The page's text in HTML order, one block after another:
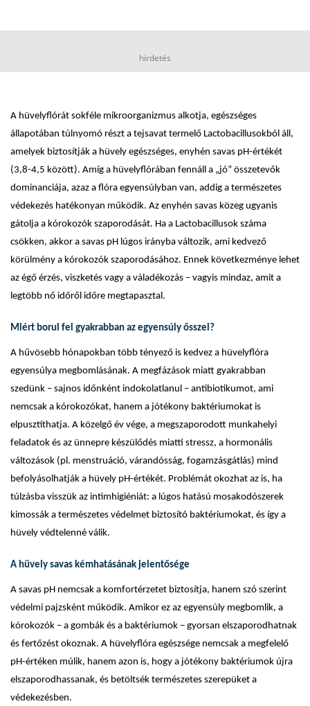
hirdetés
A hüvelyflórát sokféle mikroorganizmus alkotja, egészséges
állapotában túlnyomó részt a tejsavat termelő Lactobacillusokból áll,
amelyek biztosítják a hüvely egészséges, enyhén savas pH-értékét
(3,8-4,5 között). Amíg a hüvelyflórában fennáll a „jó” összetevők
dominanciája, azaz a flóra egyensúlyban van, addig a természetes
védekezés hatékonyan működik. Az enyhén savas közeg ugyanis
gátolja a kórokozók szaporodását. Ha a Lactobacillusok száma
csökken, akkor a savas pH lúgos irányba változik, ami kedvező
körülmény a kórokozók szaporodásához. Ennek következménye lehet
az égő érzés, viszketés vagy a váladékozás – vagyis mindaz, amit a
legtöbb nő időről időre megtapasztal.
Miért borul fel gyakrabban az egyensúly ősszel?
A hűvösebb hónapokban több tényező is kedvez a hüvelyflóra
egyensúlya megbomlásának. A megfázások miatt gyakrabban
szedünk – sajnos időnként indokolatlanul – antibiotikumot, ami
nemcsak a kórokozókat, hanem a jótékony baktériumokat is
elpusztíthatja. A közelgő év vége, a megszaporodott munkahelyi
feladatok és az ünnepre készülődés miatti stressz, a hormonális
változások (pl. menstruáció, várandósság, fogamzásgátlás) mind
befolyásolhatják a hüvely pH-értékét. Problémát okozhat az is, ha
túlzásba visszük az intimhigiéniát: a lúgos hatású mosakodószerek
kimossák a természetes védelmet biztosító baktériumokat, és így a
hüvely védtelenné válik.
A hüvely savas kémhatásának jelentősége
A savas pH nemcsak a komfortérzetet biztosítja, hanem szó szerint
védelmi pajzsként működik. Amikor ez az egyensúly megbomlik, a
kórokozók – a gombák és a baktériumok – gyorsan elszaporodhatnak
és fertőzést okoznak. A hüvelyflóra egészsége nemcsak a megfelelő
pH-értéken múlik, hanem azon is, hogy a jótékony baktériumok újra
elszaporodhassanak, és betöltsék természetes szerepüket a
védekezésben.